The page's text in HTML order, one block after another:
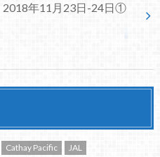
年11月23日-24日①
Cathay Pacific JAL